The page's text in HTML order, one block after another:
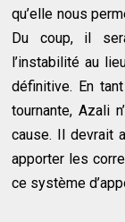
qu’elle nous
Du coup, il
l’instabilité au
définitive. En
tournante, Azali
cause. Il devrait
apporter les
ce système